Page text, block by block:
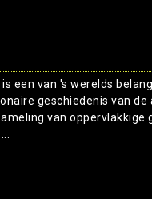
een van 's werelds
geschiedenis van
van oppervlakkige